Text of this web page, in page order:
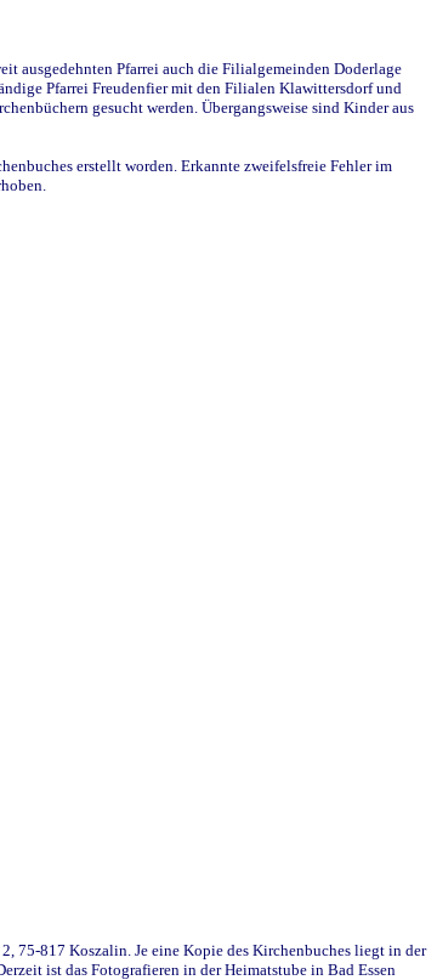
ausgedehnten Pfarrei auch die Filialgemeinden Doderlage
Pfarrei Freudenfier mit den Filialen Klawittersdorf und
gesucht werden. Übergangsweise sind Kinder aus
erstellt worden. Erkannte zweifelsfreie Fehler im
75-817 Koszalin. Je eine Kopie des Kirchenbuches liegt in der
ist das Fotografieren in der Heimatstube in Bad Essen